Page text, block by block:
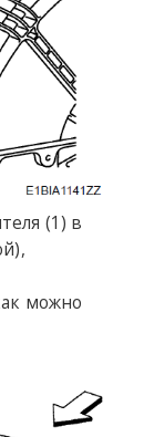
(1) в
можно